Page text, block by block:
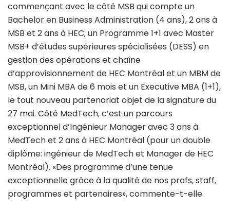
commençant avec le côté MSB qui compte un
Bachelor en Business Administration (4 ans), 2 ans à
MSB et 2 ans à HEC; un Programme 1+1 avec Master
MSB+ d’études supérieures spécialisées (DESS) en
gestion des opérations et chaîne
d’approvisionnement de HEC Montréal et un MBM de
MSB, un Mini MBA de 6 mois et un Executive MBA (1+1),
le tout nouveau partenariat objet de la signature du
27 mai. Côté MedTech, c’est un parcours
exceptionnel d’Ingénieur Manager avec 3 ans à
MedTech et 2 ans à HEC Montréal (pour un double
diplôme: ingénieur de MedTech et Manager de HEC
Montréal). «Des programme d’une tenue
exceptionnelle grâce à la qualité de nos profs, staff,
programmes et partenaires», commente-t-elle.